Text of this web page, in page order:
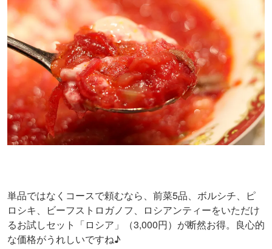
単品ではなくコースで頼むなら、前菜5品、ボルシチ、ピ
ロシキ、ビーフストロガノフ、ロシアンティーをいただけ
るお試しセット「ロシア」（3,000円）が断然お得。良心的
な価格がうれしいですね♪